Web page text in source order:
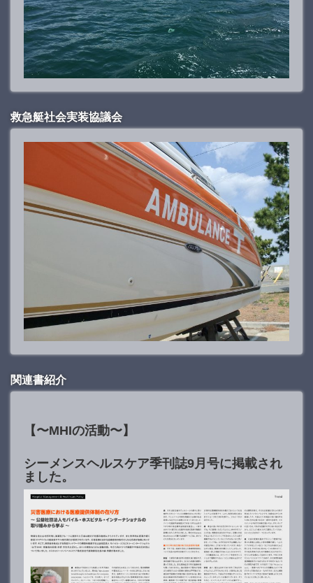
救急艇社会実装協議会
関連書紹介
【〜MHIの活動〜】
シーメンスヘルスケア季刊誌9月号に掲載され
ました。